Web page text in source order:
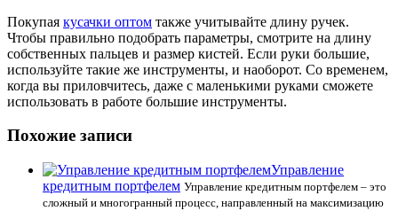
Покупая кусачки оптом также учитывайте длину ручек.
Чтобы правильно подобрать параметры, смотрите на длину
собственных пальцев и размер кистей. Если руки большие,
используйте такие же инструменты, и наоборот. Со временем,
когда вы приловчитесь, даже с маленькими руками сможете
использовать в работе большие инструменты.
Похожие записи
Управление
кредитным портфелем Управление кредитным портфелем – это
сложный и многогранный процесс, направленный на максимизацию